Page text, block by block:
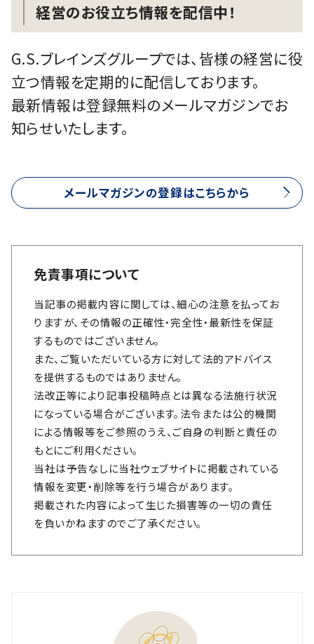
経営のお役立ち情報を配信中！
G.S.ブレインズグループでは、皆様の経営に役
立つ情報を定期的に配信しております。
最新情報は登録無料のメールマガジンでお
知らせいたします。
メールマガジンの登録はこちらから
免責事項について
当記事の掲載内容に関しては、細心の注意を払ってお
りますが、その情報の正確性・完全性・最新性を保証
するものではございません。
また、ご覧いただいている方に対して法的アドバイス
を提供するものではありません。
法改正等により記事投稿時点とは異なる法施行状況
になっている場合がございます。法令または公的機関
による情報等をご参照のうえ、ご自身の判断と責任の
もとにご利用ください。
当社は予告なしに当社ウェブサイトに掲載されている
情報を変更・削除等を行う場合があります。
掲載された内容によって生じた損害等の一切の責任
を負いかねますのでご了承ください。